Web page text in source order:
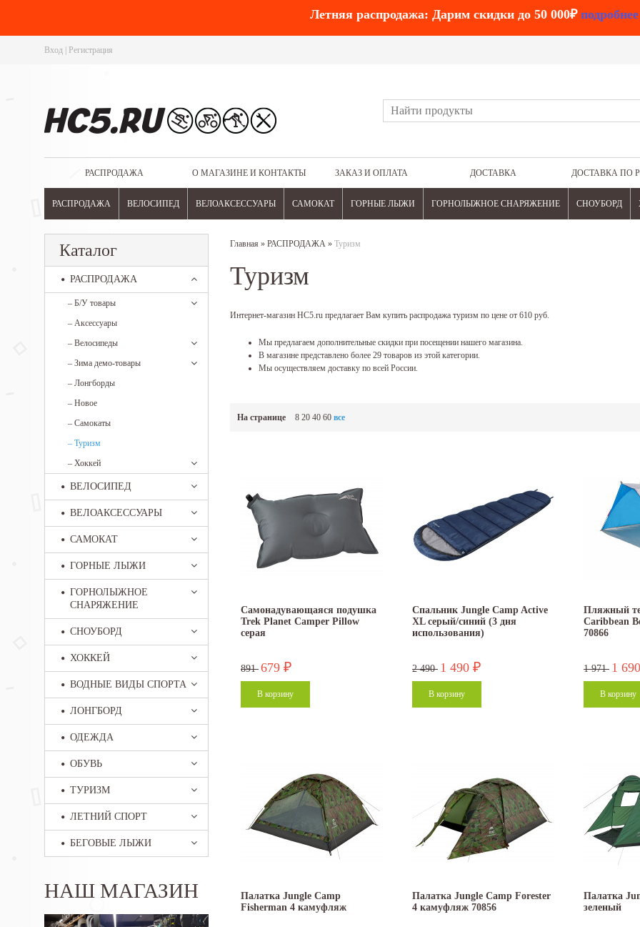
Летняя распродажа: Дарим скидки до 50 000₽ подробнее
Вход Регистрация
РАСПРОДАЖА О МАГАЗИНЕ И КОНТАКТЫ ЗАКАЗ И ОПЛАТА ДОСТАВКА ДОСТАВКА ПО
РАСПРОДАЖА ВЕЛОСИПЕД ВЕЛОАКСЕССУАРЫ САМОКАТ ГОРНЫЕ ЛЫЖИ ГОРНОЛЫЖНОЕ СНАРЯЖЕНИЕ СНОУБОРД
Каталог
РАСПРОДАЖА
– Б/У товары
– Аксессуары
– Велосипеды
– Зима демо-товары
– Лонгборды
– Новое
– Самокаты
– Туризм
– Хоккей
ВЕЛОСИПЕД
ВЕЛОАКСЕССУАРЫ
САМОКАТ
ГОРНЫЕ ЛЫЖИ
ГОРНОЛЫЖНОЕ
СНАРЯЖЕНИЕ
СНОУБОРД
ХОККЕЙ
ВОДНЫЕ ВИДЫ СПОРТА
ЛОНГБОРД
ОДЕЖДА
ОБУВЬ
ТУРИЗМ
ЛЕТНИЙ СПОРТ
БЕГОВЫЕ ЛЫЖИ
НАШ МАГАЗИН
Главная » РАСПРОДАЖА » Туризм
Туризм
Интернет-магазин HC5.ru предлагает Вам купить распродажа туризм по цене от 610 руб.
Мы предлагаем дополнительные скидки при посещении нашего магазина.
В магазине представлено более 29 товаров из этой категории.
Мы осуществляем доставку по всей России.
На странице 8 20 40 60 все
Самонадувающаяся подушка
Trek Planet Camper Pillow
серая
891 679 ₽
Спальник Jungle Camp Active
XL серый/синий (3 дня
использования)
2 490 1 490 ₽
Пляжный
Caribbean
70866
1 971 1 690
Палатка Jungle Camp
Fisherman 4 камуфляж
Палатка Jungle Camp Forester
4 камуфляж 70856
Палатка
зеленый